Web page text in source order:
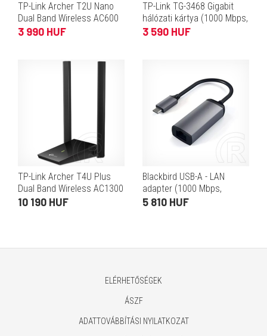
TP-Link Archer T2U Nano
Dual Band Wireless AC600
hálózati kártya (USB)
3 990 HUF
TP-Link TG-3468 Gigabit
hálózati kártya (1000 Mbps,
PCIe)
3 590 HUF
TP-Link Archer T4U Plus
Dual Band Wireless AC1300
hálózati kártya (USB)
10 190 HUF
Blackbird USB-A - LAN
adapter (1000 Mbps,
fekete)
5 810 HUF
ELÉRHETŐSÉGEK
ÁSZF
ADATTOVÁBBÍTÁSI NYILATKOZAT